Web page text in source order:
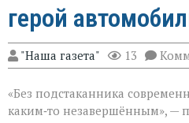
герой
"Наша газета" 13
«Без подстаканника
каким‑то незавершённым», —